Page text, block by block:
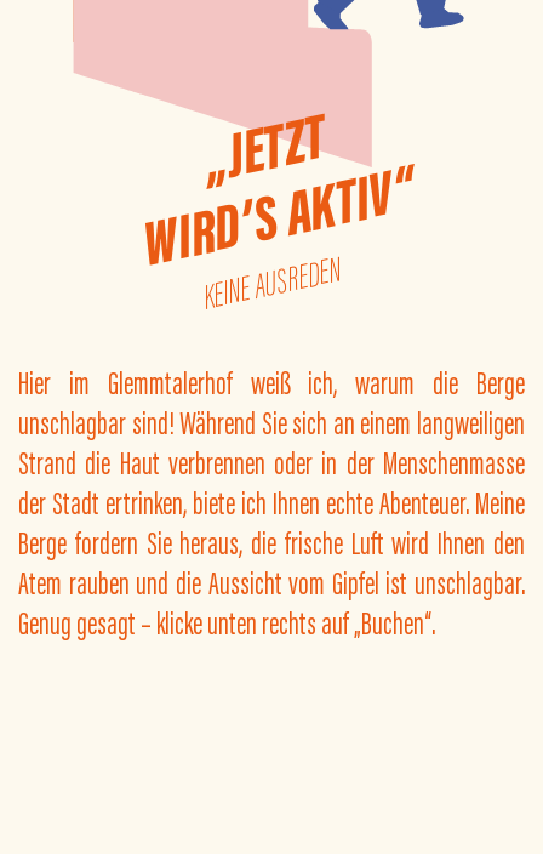
„JETZT
WIRD’S AKTIV“
KEINE AUSREDEN
Hier im Glemmtalerhof weiß ich, warum die Berge
unschlagbar sind! Während Sie sich an einem langweiligen
Strand die Haut verbrennen oder in der Menschenmasse
der Stadt ertrinken, biete ich Ihnen echte Abenteuer. Meine
Berge fordern Sie heraus, die frische Luft wird Ihnen den
Atem rauben und die Aussicht vom Gipfel ist unschlagbar.
Genug gesagt – klicke unten rechts auf „Buchen“.